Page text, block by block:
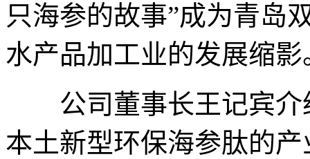
只海参的故事”成为青岛
水产品加工业的发展缩影
公司董事长王记宾介
本土新型环保海参肽的